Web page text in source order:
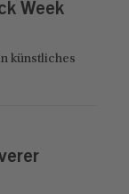
Week
künstliches